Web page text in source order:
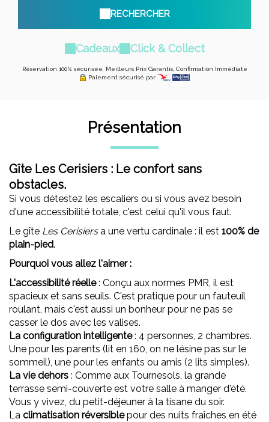
RECHERCHER
Cadeaux Click & Collect
Réservation 100% sécurisée, Meilleurs Prix Garantis, Confirmation Immédiate
Paiement sécurisé par
Présentation
Gîte Les Cerisiers : Le confort sans
obstacles.
Si vous détestez les escaliers ou si vous avez besoin
d'une accessibilité totale, c'est celui qu'il vous faut.
Le gîte Les Cerisiersa une vertu cardinale : il est 100% de
plain-pied.
Pourquoi vous allez l'aimer :
L'accessibilité réelle: Conçu aux normes PMR, il est
spacieux et sans seuils. C'est pratique pour un fauteuil
roulant, mais c'est aussi un bonheur pour ne pas se
casser le dos avec les valises.
La configuration intelligente: 4 personnes, 2 chambres.
Une pour les parents (lit en 160, on ne lésine pas sur le
sommeil), une pour les enfants ou amis (2 lits simples).
La vie dehors : Comme aux Tournesols, la grande
terrasse semi-couverte est votre salle à manger d'été.
Vous y vivez, du petit-déjeuner à la tisane du soir.
La climatisation réversiblepour des nuits fraîches en été